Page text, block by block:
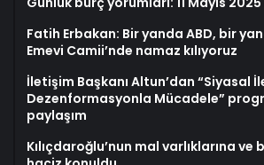
Fatih Erbakan: Bir yanda ABD, bir
Emevi Camii’nde namaz kılıyoruz
İletişim Başkanı Altun’dan “Siyasal
Dezenformasyonla Mücadele”
paylaşım
Kılıçdaroğlu’nun mal varlıklarına